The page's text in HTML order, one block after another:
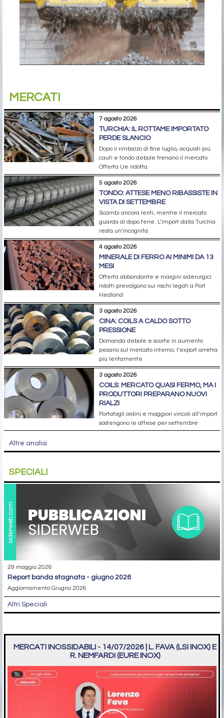
MERCATI
7 agosto 2026
TURCHIA: IL ROTTAME IMPORTATO
PERDE SLANCIO
Dopo il rimbalzo di fine luglio, acquisti più
cauti e tondo debole frenano il mercato.
Offerta Ue ridotta
5 agosto 2026
TONDO: ATTESE MENO RIBASSISTE IN
VISTA DI SETTEMBRE
Scambi ancora lenti, mentre il mercato
guarda al dopo ferie. L’import dalla Turchia
resta un’incognita
4 agosto 2026
MINERALE DI FERRO AI MINIMI DA 13
MESI
Offerta abbondante e margini siderurgici
ridotti prevalgono sui rischi legati a Port
Hedland
3 agosto 2026
CINA: COILS A CALDO SOTTO
PRESSIONE
Domanda debole e scorte in aumento
pesano sul mercato interno; l’export arretra
più lentamente
3 agosto 2026
COILS: MERCATO QUASI FERMO, MA I
PRODUTTORI PREPARANO NUOVI
RIALZI
Portafogli ordini e maggiori vincoli all’import
sostengono le attese per settembre
Altre analisi
SPECIALI
29 maggio 2026
report banda stagnata - giugno 2026
Aggiornamento Giugno 2026
Altri Speciali
MERCATI INOSSIDABILI - 14/07/2026 | L. FAVA (LSI INOX) E
R. NEMFARDI (EURE INOX)